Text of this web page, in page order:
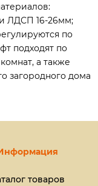
ЛДСП 16-26мм;
по
подходят по
а также
загородного дома
товаров